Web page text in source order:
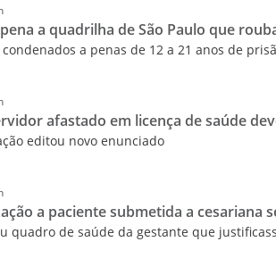
a quadrilha de São Paulo que
a penas de 12 a 21 anos de
afastado em licença de saúde
editou novo enunciado
a paciente submetida a cesariana
quadro de saúde da gestante que